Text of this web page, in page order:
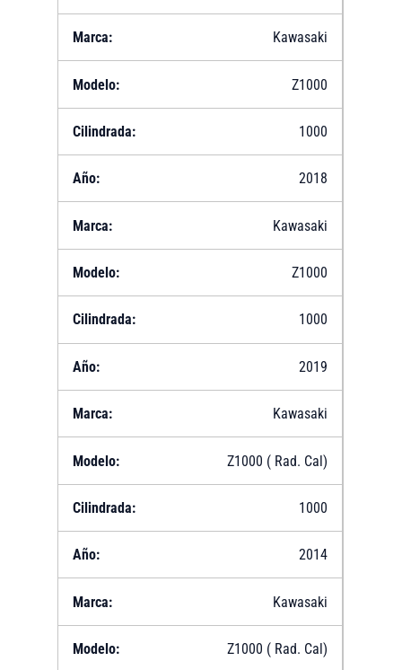
Kawasaki
Z1000
1000
2018
Kawasaki
Z1000
1000
2019
Kawasaki
Z1000 ( Rad. Cal)
1000
2014
Kawasaki
Z1000 ( Rad. Cal)